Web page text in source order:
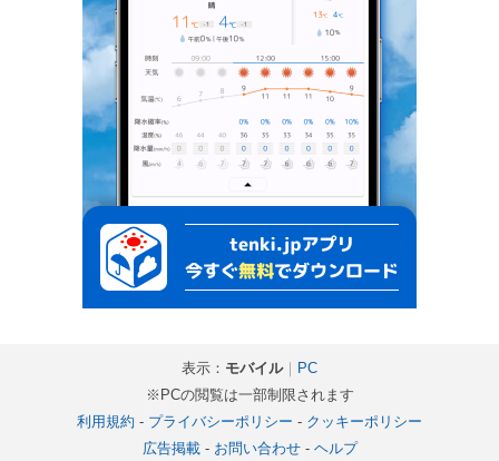
表示： モバイル｜ PC
※PCの閲覧は一部制限されます
利用規約 - プライバシーポリシー - クッキーポリシー
広告掲載- お問い合わせ- ヘルプ